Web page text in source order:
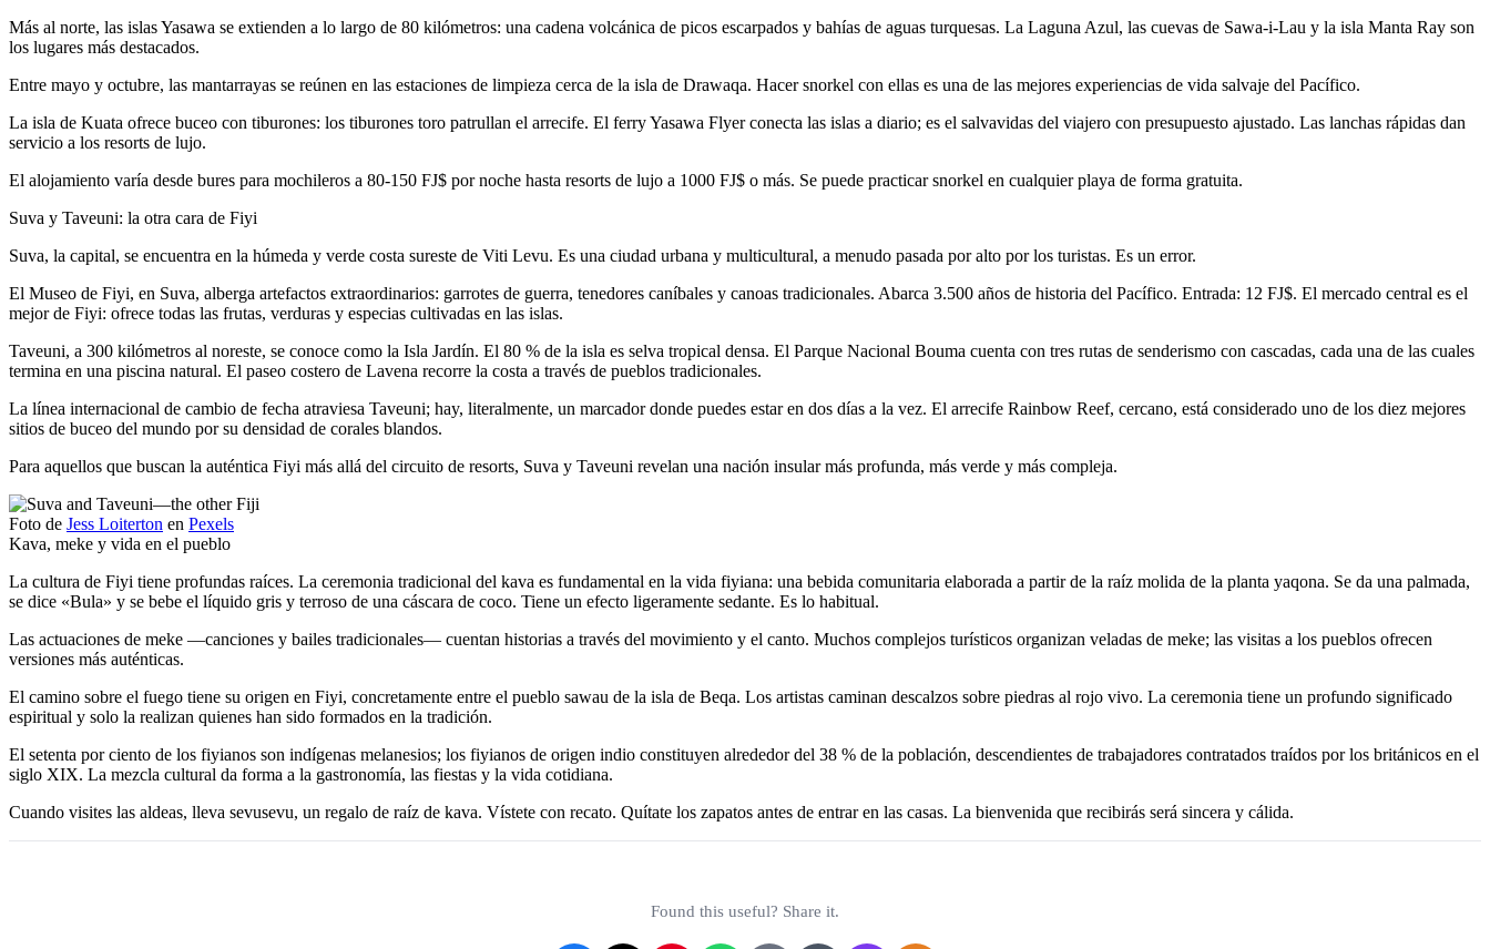
Más al norte, las islas Yasawa se extienden a lo largo de 80 kilómetros: una cadena volcánica de picos escarpados y bahías de aguas turquesas. La Laguna Azul, las cuevas de Sawa-i-Lau y la isla Manta Ray son
los lugares más destacados.
Entre mayo y octubre, las mantarrayas se reúnen en las estaciones de limpieza cerca de la isla de Drawaqa. Hacer snorkel con ellas es una de las mejores experiencias de vida salvaje del Pacífico.
La isla de Kuata ofrece buceo con tiburones: los tiburones toro patrullan el arrecife. El ferry Yasawa Flyer conecta las islas a diario; es el salvavidas del viajero con presupuesto ajustado. Las lanchas rápidas dan
servicio a los resorts de lujo.
El alojamiento varía desde bures para mochileros a 80-150 FJ$ por noche hasta resorts de lujo a 1000 FJ$ o más. Se puede practicar snorkel en cualquier playa de forma gratuita.
Suva y Taveuni: la otra cara de Fiyi
Suva, la capital, se encuentra en la húmeda y verde costa sureste de Viti Levu. Es una ciudad urbana y multicultural, a menudo pasada por alto por los turistas. Es un error.
El Museo de Fiyi, en Suva, alberga artefactos extraordinarios: garrotes de guerra, tenedores caníbales y canoas tradicionales. Abarca 3.500 años de historia del Pacífico. Entrada: 12 FJ$. El mercado central es el
mejor de Fiyi: ofrece todas las frutas, verduras y especias cultivadas en las islas.
Taveuni, a 300 kilómetros al noreste, se conoce como la Isla Jardín. El 80 % de la isla es selva tropical densa. El Parque Nacional Bouma cuenta con tres rutas de senderismo con cascadas, cada una de las cuales
termina en una piscina natural. El paseo costero de Lavena recorre la costa a través de pueblos tradicionales.
La línea internacional de cambio de fecha atraviesa Taveuni; hay, literalmente, un marcador donde puedes estar en dos días a la vez. El arrecife Rainbow Reef, cercano, está considerado uno de los diez mejores
sitios de buceo del mundo por su densidad de corales blandos.
Para aquellos que buscan la auténtica Fiyi más allá del circuito de resorts, Suva y Taveuni revelan una nación insular más profunda, más verde y más compleja.
Foto de Jess Loiterton en Pexels
Kava, meke y vida en el pueblo
La cultura de Fiyi tiene profundas raíces. La ceremonia tradicional del kava es fundamental en la vida fiyiana: una bebida comunitaria elaborada a partir de la raíz molida de la planta yaqona. Se da una palmada,
se dice «Bula» y se bebe el líquido gris y terroso de una cáscara de coco. Tiene un efecto ligeramente sedante. Es lo habitual.
Las actuaciones de meke —canciones y bailes tradicionales— cuentan historias a través del movimiento y el canto. Muchos complejos turísticos organizan veladas de meke; las visitas a los pueblos ofrecen
versiones más auténticas.
El camino sobre el fuego tiene su origen en Fiyi, concretamente entre el pueblo sawau de la isla de Beqa. Los artistas caminan descalzos sobre piedras al rojo vivo. La ceremonia tiene un profundo significado
espiritual y solo la realizan quienes han sido formados en la tradición.
El setenta por ciento de los fiyianos son indígenas melanesios; los fiyianos de origen indio constituyen alrededor del 38 % de la población, descendientes de trabajadores contratados traídos por los británicos en el
siglo XIX. La mezcla cultural da forma a la gastronomía, las fiestas y la vida cotidiana.
Cuando visites las aldeas, lleva sevusevu, un regalo de raíz de kava. Vístete con recato. Quítate los zapatos antes de entrar en las casas. La bienvenida que recibirás será sincera y cálida.
Found this useful? Share it.